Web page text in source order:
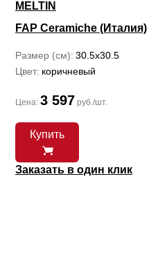
MELTIN
FAP Ceramiche (Италия)
Размер (см) 30.5x30.5
Цвет коричневый
Цена: 3 597 руб./шт.
Купить
Заказать в один клик